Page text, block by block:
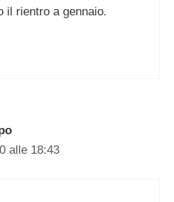
il rientro a gennaio.
alle 18:43